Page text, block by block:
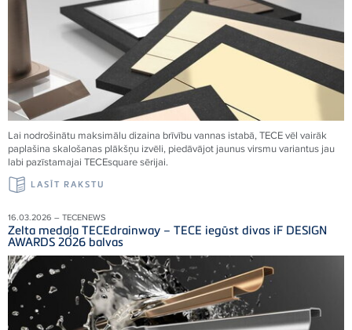
Lai nodrošinātu maksimālu dizaina brīvību vannas istabā, TECE vēl vairāk
paplašina skalošanas plākšņu izvēli, piedāvājot jaunus virsmu variantus jau
labi pazīstamajai TECEsquare sērijai.
LASĪT RAKSTU
16.03.2026 – TECENEWS
Zelta medaļa TECEdrainway – TECE iegūst divas iF DESIGN
AWARDS 2026 balvas